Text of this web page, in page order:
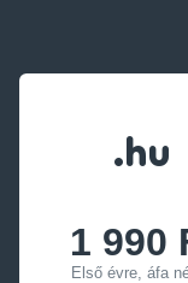
.hu
1 990
Első évre, áfa